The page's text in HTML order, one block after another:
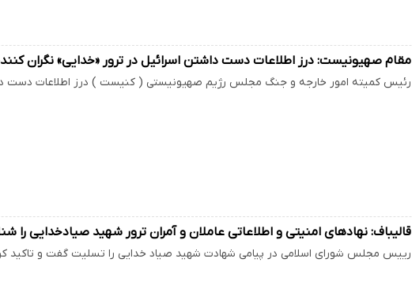
مقام صهیونیست: درز اطلاعات دست داشتن اسرائیل در ترور «خدایی» نگران
رئیس کمیته امور خارجه و جنگ مجلس رژیم صهیونیستی ( کنیست ) درز اطلاعات دست
قالیباف: نهادهای امنیتی و اطلاعاتی عاملان و آمران ترور شهید صیادخدایی را
رییس مجلس شورای اسلامی در پیامی شهادت شهید صیاد خدایی را تسلیت گفت و تاکید